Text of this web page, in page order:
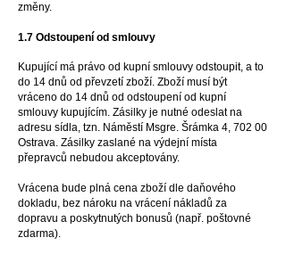
změny.
1.7 Odstoupení od smlouvy
Kupující má právo od kupní smlouvy odstoupit, a to
do 14 dnů od převzetí zboží. Zboží musí být
vráceno do 14 dnů od odstoupení od kupní
smlouvy kupujícím. Zásilky je nutné odeslat na
adresu sídla, tzn. Náměstí Msgre. Šrámka 4, 702 00
Ostrava. Zásilky zaslané na výdejní místa
přepravců nebudou akceptovány.
Vrácena bude plná cena zboží dle daňového
dokladu, bez nároku na vrácení nákladů za
dopravu a poskytnutých bonusů (např. poštovné
zdarma).